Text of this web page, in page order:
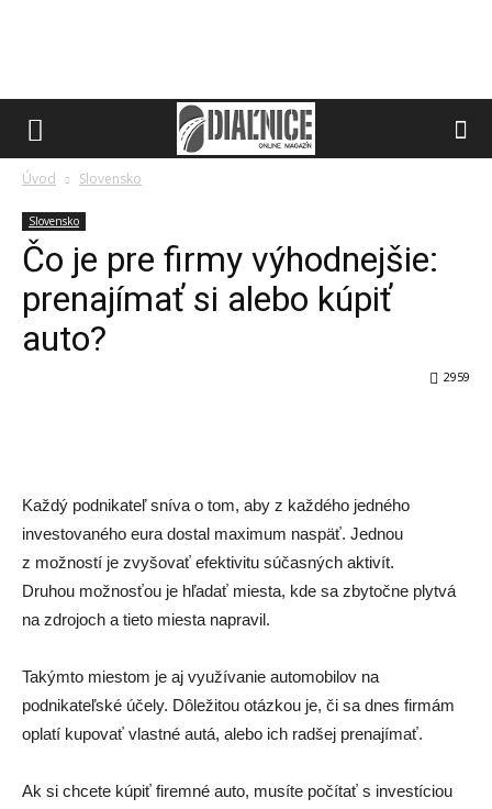
Úvod Slovensko
Slovensko
Čo je pre firmy výhodnejšie:
prenajímať si alebo kúpiť
auto?
2959
Každý podnikateľ sníva o tom, aby z každého jedného
investovaného eura dostal maximum naspäť. Jednou
z možností je zvyšovať efektivitu súčasných aktivít.
Druhou možnosťou je hľadať miesta, kde sa zbytočne plytvá
na zdrojoch a tieto miesta napravil.
Takýmto miestom je aj využívanie automobilov na
podnikateľské účely. Dôležitou otázkou je, či sa dnes firmám
oplatí kupovať vlastné autá, alebo ich radšej prenajímať.
Ak si chcete kúpiť firemné auto, musíte počítať s investíciou